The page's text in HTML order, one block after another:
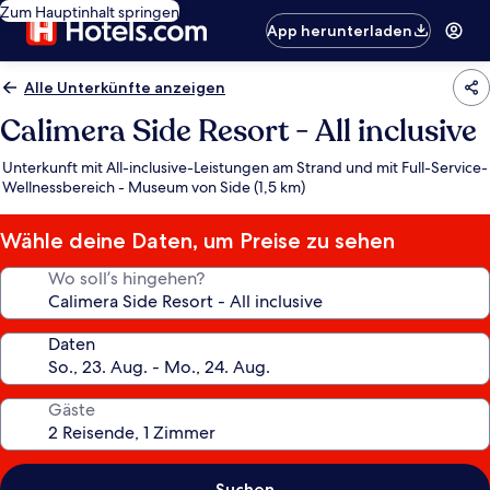
Zum Hauptinhalt springen
App herunterladen
Alle Unterkünfte anzeigen
Calimera Side Resort - All inclusive
Unterkunft mit All-inclusive-Leistungen am Strand und mit Full-Service-
Wellnessbereich - Museum von Side (1,5 km)
Wähle deine Daten, um Preise zu sehen
Wo soll’s hingehen?
Daten
Gäste